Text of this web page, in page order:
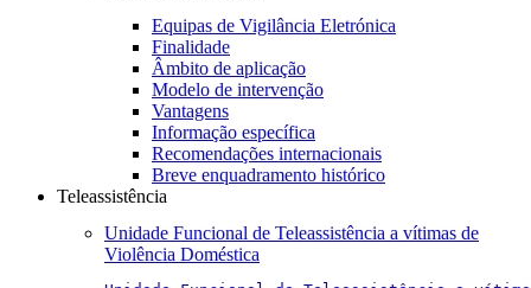
Equipas de Vigilância Eletrónica
Finalidade
Âmbito de aplicação
Modelo de intervenção
Vantagens
Informação específica
Recomendações internacionais
Breve enquadramento histórico
Teleassistência
Unidade Funcional de Teleassistência a vítimas de
Violência Doméstica